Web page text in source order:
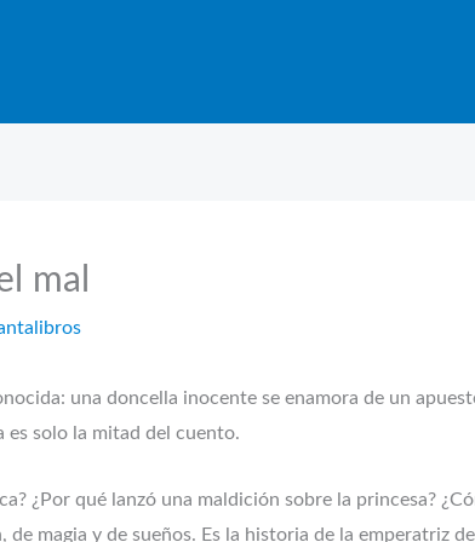
mal
una doncella inocente se enamora de un
es solo la mitad del cuento.
¿Por qué lanzó una maldición sobre la princesa?
magia y de sueños. Es la historia de la emperatriz